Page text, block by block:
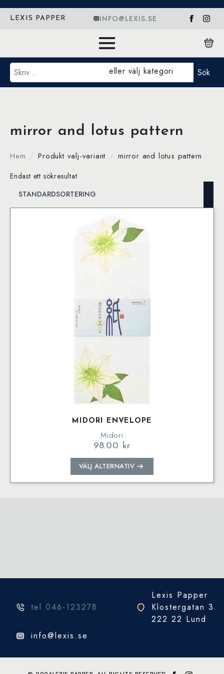
LEXIS PAPPER INFO@LEXIS.SE
Sök eller välj kategori Sök
mirror and lotus pattern
Hem Produkt valj-variant mirror and lotus pattern
Endast ett sökresultat
MIDORI ENVELOPE
Midori
98.00 kr
VÄLJ ALTERNATIV
Den
här
produkten
tel 046-123278
Lexis Papper
Klostergatan 3
222 22 Lund
info@lexis.se